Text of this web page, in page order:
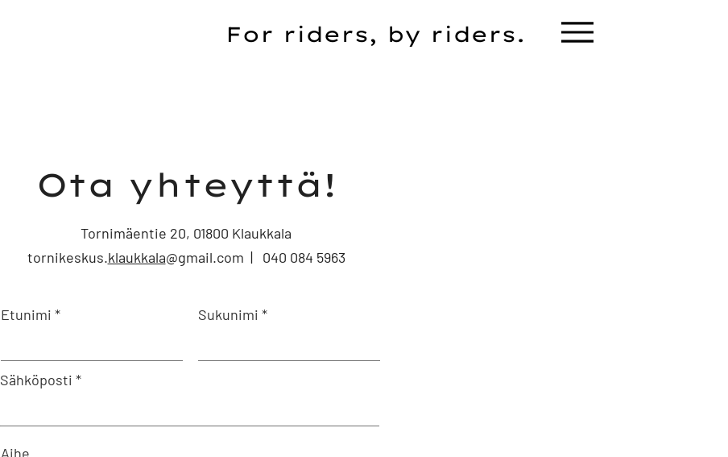
For riders, by riders.
Ota yhteyttä!
Tornimäentie 20, 01800 Klaukkala
tornikeskus.klaukkala@gmail.com | 040 084 5963
Etunimi Sukunimi
Sähköposti
Aihe